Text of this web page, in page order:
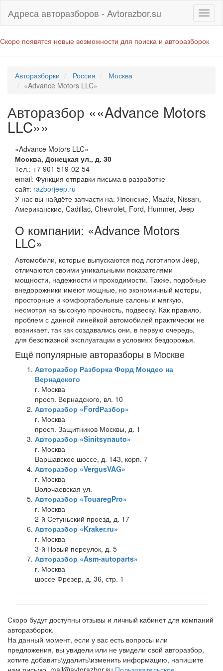
Адреса авторазборов - Avtorazbor.su
Скоро появятся новые возможности для поиска и авторазборок
Авторазборки Россия
Москва
«Advance Motors LLC»
Авторазбор ««Advance Motors
LLC»»
«Advance Motors LLC»
Москва, Донецкая ул., д. 30
Тел.: +7 901 519-02-54
email: Функция отправки письма в разработке
сайт: razborjeep.ru
У нас вы найдёте запчасти на: Японские, Mazda, Nissan,
Американские, Cadillac, Chevrolet, Ford, Hummer, Jeep
О компании: «Advance Motors
LLC»
Автомобили, которые выпускаются под логотипом Jeep,
отличаются своими уникальными показателями
мощности, надежности и проходимости. Также, подобные
внедорожники имеют мощные, но экономичный моторы,
просторные и комфортабельные салоны и мягкую,
несмотря на высокую прочность, подвеску. Как правило,
проблем с данной линейкой автомобилей практически не
возникает, так как создавались они, в первую очередь,
для безотказной эксплуатации в условиях бездорожья.
Ещё популярные авторазборы в Москве
Авторазбор Разборка Форд Мондео на
Вернадского
г. Москва
просп. Вернадского, вл. 10
Авторазбор «FordРазбор»
г. Москва
просп. Защитников Москвы, д. 1
Авторазбор «Sinitsynauto»
г. Москва
Варшавское шоссе, д. 143, корп. 7
Авторазбор «VergusVAG»
г. Москва
Волочаевская ул.
Авторазбор «TouaregPro»
г. Москва
2-й Сетуньский проезд, д. 17
Авторазбор «Kraker.ru»
г. Москва
3-й Новый переулок, д. 5
Авторазбор «Asm-autoparts»
г. Москва
шоссе Фрезер, д. 36, стр. 1
Скоро будут доступны отзывы и личный кабинет для компаний
авторазборок.
На данный момент, если у вас есть вопросы или
предложения, вы увидели или не увидели свой авторазбор,
хотите добавить\удалить\изменить информацию, напишите